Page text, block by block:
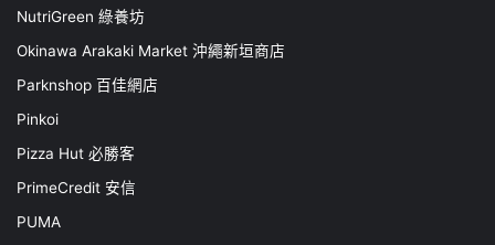
NutriGreen 綠養坊
Okinawa Arakaki Market 沖繩新垣商店
Parknshop 百佳網店
Pinkoi
Pizza Hut 必勝客
PrimeCredit 安信
PUMA